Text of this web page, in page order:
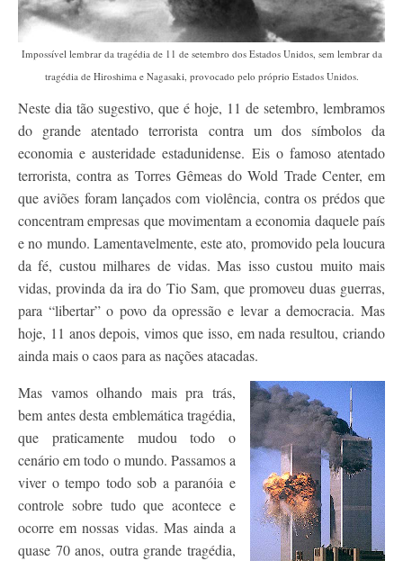
Impossível lembrar da tragédia de 11 de setembro dos Estados Unidos, sem lembrar da
tragédia de Hiroshima e Nagasaki, provocado pelo próprio Estados Unidos.
Neste dia tão sugestivo, que é hoje, 11 de setembro, lembramos
do grande atentado terrorista contra um dos símbolos da
economia e austeridade estadunidense. Eis o famoso atentado
terrorista, contra as Torres Gêmeas do Wold Trade Center, em
que aviões foram lançados com violência, contra os prédos que
concentram empresas que movimentam a economia daquele país
e no mundo. Lamentavelmente, este ato, promovido pela loucura
da fé, custou milhares de vidas. Mas isso custou muito mais
vidas, provinda da ira do Tio Sam, que promoveu duas guerras,
para “libertar” o povo da opressão e levar a democracia. Mas
hoje, 11 anos depois, vimos que isso, em nada resultou, criando
ainda mais o caos para as nações atacadas.
Mas vamos olhando mais pra trás,
bem antes desta emblemática tragédia,
que praticamente mudou todo o
cenário em todo o mundo. Passamos a
viver o tempo todo sob a paranóia e
controle sobre tudo que acontece e
ocorre em nossas vidas. Mas ainda a
quase 70 anos, outra grande tragédia,